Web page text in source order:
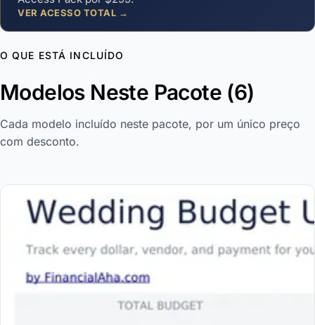
VER ACESSO TOTAL →
O QUE ESTÁ INCLUÍDO
Modelos Neste Pacote (6)
Cada modelo incluído neste pacote, por um único preço
com desconto.